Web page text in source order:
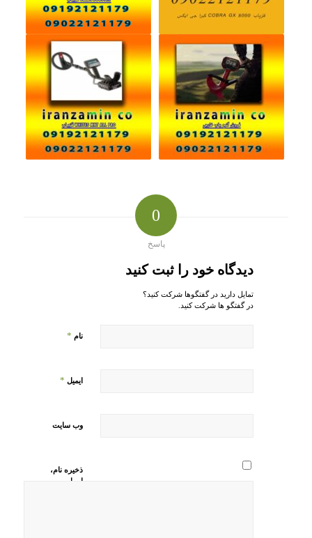
0
پاسخ
دیدگاه خود را ثبت کنید
تمایل دارید در گفتگوها شرکت کنید؟
در گفتگو ها شرکت کنید.
نام *
ایمیل *
وب‌ سایت
ذخیره نام،
ایمیل و